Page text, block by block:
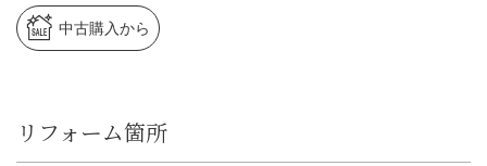
中古購入から
リフォーム箇所